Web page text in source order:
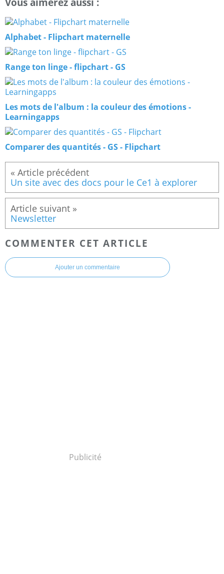
Alphabet - Flipchart maternelle
Range ton linge - flipchart - GS
Les mots de l'album : la couleur des émotions -
Learningapps
Comparer des quantités - GS - Flipchart
Un site avec des docs pour le Ce1 à explorer
Newsletter
COMMENTER CET ARTICLE
Ajouter un commentaire
Publicité